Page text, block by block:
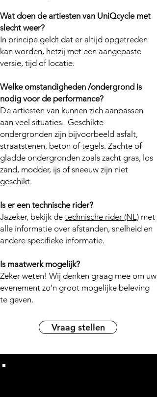
Wat doen de artiesten van UniQcycle met
slecht weer?
In principe geldt dat er altijd opgetreden
kan worden, hetzij met een aangepaste
versie, tijd of locatie.
Welke omstandigheden /ondergrond is
nodig voor de performance?
De artiesten van kunnen zich aanpassen
aan veel situaties. Geschikte
ondergronden zijn bijvoorbeeld asfalt,
straatstenen, beton of tegels. Zachte of
gladde ondergronden zoals zacht gras, los
zand, modder, ijs of sneeuw zijn niet
geschikt.
Is er een technische rider?
Jazeker, bekijk de technische rider (NL) met
alle informatie over afstanden, snelheid en
andere specifieke informatie.
Is maatwerk mogelijk?
Zeker weten! Wij denken graag mee om uw
evenement zo'n groot mogelijke beleving
te geven.
Vraag stellen